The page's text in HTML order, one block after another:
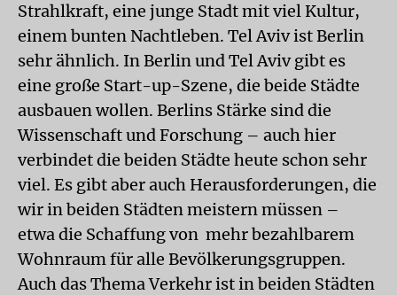
Strahlkraft, eine junge Stadt mit viel Kultur,
einem bunten Nachtleben. Tel Aviv ist Berlin
sehr ähnlich. In Berlin und Tel Aviv gibt es
eine große Start-up-Szene, die beide Städte
ausbauen wollen. Berlins Stärke sind die
Wissenschaft und Forschung – auch hier
verbindet die beiden Städte heute schon sehr
viel. Es gibt aber auch Herausforderungen, die
wir in beiden Städten meistern müssen –
etwa die Schaffung von mehr bezahlbarem
Wohnraum für alle Bevölkerungsgruppen.
Auch das Thema Verkehr ist in beiden Städten